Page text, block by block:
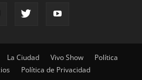
La Ciudad Vivo Show
Política
Política de Privacidad